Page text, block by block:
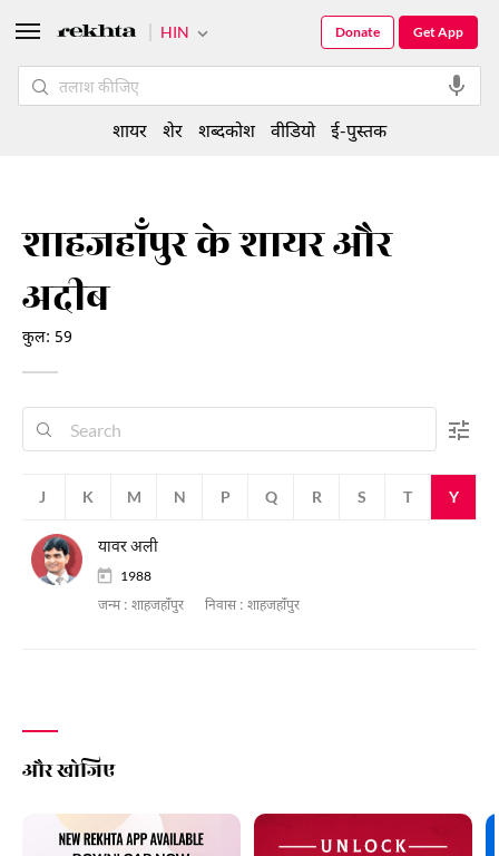
शाहजहाँपुर के शायर और
अदीब
कुल: 59
J K M N P Q R S T Y
यावर अली
1988
जन्म : शाहजहाँपुर निवास : शाहजहाँपुर
और खोजिए
HIN Get App
Donate
शायर शेर शब्दकोश वीडियो ई-पुस्तक